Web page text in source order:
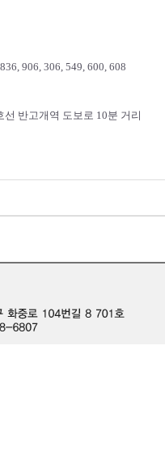
906, 306, 549, 600, 608
반고개역 도보로 10분 거리